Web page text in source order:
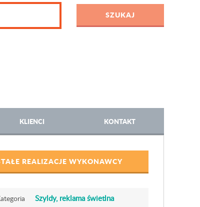
KLIENCI KONTAKT
REALIZACJE WYKONAWCY
Szyldy, reklama świetlna